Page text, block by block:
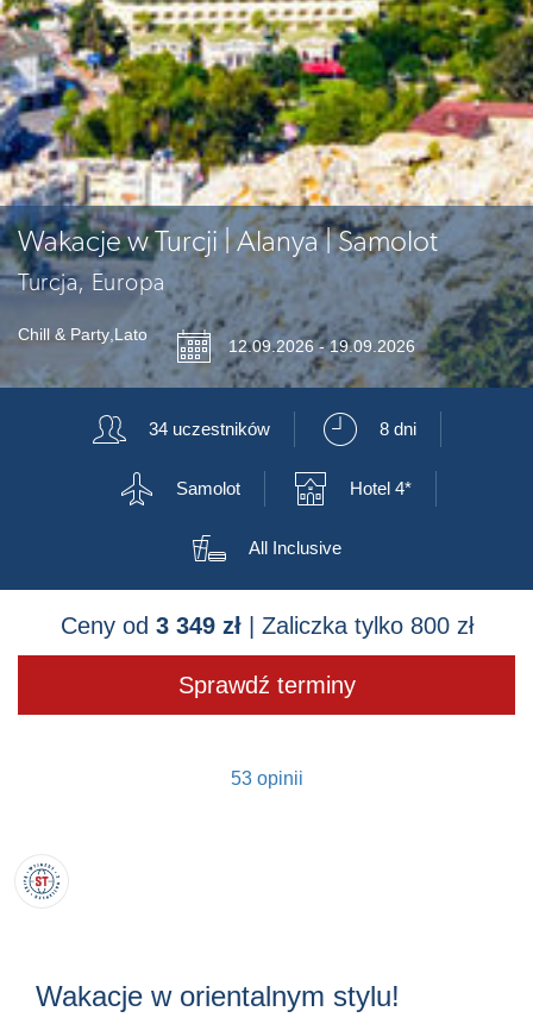
Wakacje w Turcji | Alanya | Samolot
Turcja, Europa
Chill & Party Lato 📅 12.09.2026 - 19.09.2026
👥 34 uczestników ⏲ 8 dni
✈ Samolot 🏨 Hotel 4*
 All Inclusive
Ceny od 3 349 zł| Zaliczka tylko 800 zł
Sprawdź terminy
53 opinii
Wakacje w orientalnym stylu!